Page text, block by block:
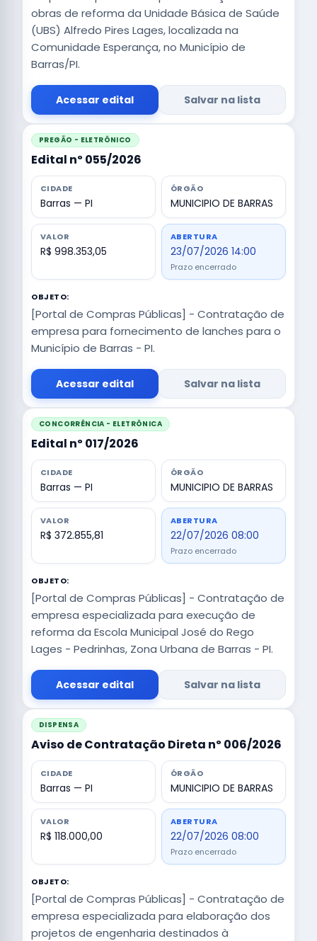
obras de reforma da Unidade Básica de Saúde
(UBS) Alfredo Pires Lages, localizada na
Comunidade Esperança, no Município de
Barras/PI.
Acessar edital Salvar na lista
PREGÃO - ELETRÔNICO
Edital nº 055/2026
CIDADE
Barras — PI
ÓRGÃO
MUNICIPIO DE BARRAS
VALOR
R$ 998.353,05
ABERTURA
23/07/2026 14:00
Prazo encerrado
OBJETO:
[Portal de Compras Públicas] - Contratação de
empresa para fornecimento de lanches para o
Município de Barras - PI.
Acessar edital Salvar na lista
CONCORRÊNCIA - ELETRÔNICA
Edital nº 017/2026
CIDADE
Barras — PI
ÓRGÃO
MUNICIPIO DE BARRAS
VALOR
R$ 372.855,81
ABERTURA
22/07/2026 08:00
Prazo encerrado
OBJETO:
[Portal de Compras Públicas] - Contratação de
empresa especializada para execução de
reforma da Escola Municipal José do Rego
Lages - Pedrinhas, Zona Urbana de Barras - PI.
Acessar edital Salvar na lista
DISPENSA
Aviso de Contratação Direta nº 006/2026
CIDADE
Barras — PI
ÓRGÃO
MUNICIPIO DE BARRAS
VALOR
R$ 118.000,00
ABERTURA
22/07/2026 08:00
Prazo encerrado
OBJETO:
[Portal de Compras Públicas] - Contratação de
empresa especializada para elaboração dos
projetos de engenharia destinados à